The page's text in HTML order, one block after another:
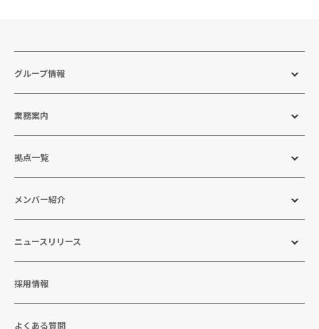
グループ情報
業務案内
拠点一覧
メンバー紹介
ニュースリリース
採用情報
よくある質問